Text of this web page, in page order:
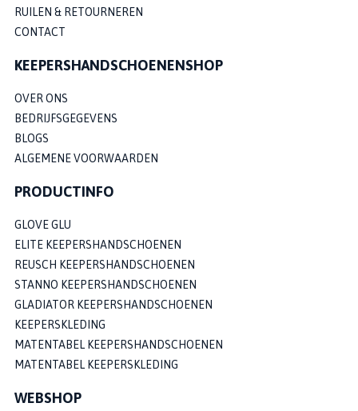
RUILEN & RETOURNEREN
CONTACT
KEEPERSHANDSCHOENENSHOP
OVER ONS
BEDRIJFSGEGEVENS
BLOGS
ALGEMENE VOORWAARDEN
PRODUCTINFO
GLOVE GLU
ELITE KEEPERSHANDSCHOENEN
REUSCH KEEPERSHANDSCHOENEN
STANNO KEEPERSHANDSCHOENEN
GLADIATOR KEEPERSHANDSCHOENEN
KEEPERSKLEDING
MATENTABEL KEEPERSHANDSCHOENEN
MATENTABEL KEEPERSKLEDING
WEBSHOP